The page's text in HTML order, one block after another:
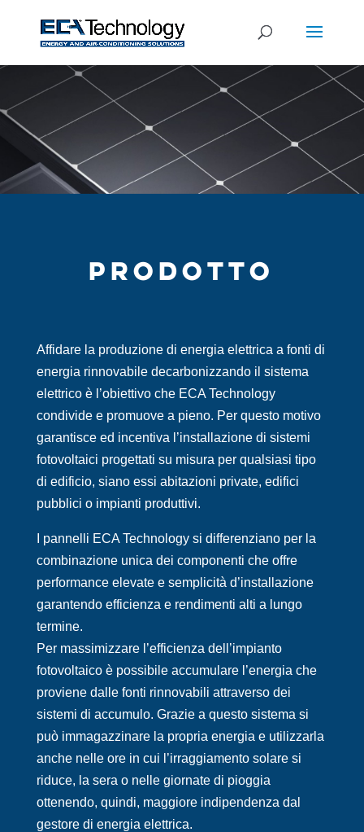
PRODOTTO
Affidare la produzione di energia elettrica a fonti di
energia rinnovabile decarbonizzando il sistema
elettrico è l’obiettivo che ECA Technology
condivide e promuove a pieno. Per questo motivo
garantisce ed incentiva l’installazione di sistemi
fotovoltaici progettati su misura per qualsiasi tipo
di edificio, siano essi abitazioni private, edifici
pubblici o impianti produttivi.
I pannelli ECA Technology si differenziano per la
combinazione unica dei componenti che offre
performance elevate e semplicità d’installazione
garantendo efficienza e rendimenti alti a lungo
termine.
Per massimizzare l’efficienza dell’impianto
fotovoltaico è possibile accumulare l’energia che
proviene dalle fonti rinnovabili attraverso dei
sistemi di accumulo. Grazie a questo sistema si
può immagazzinare la propria energia e utilizzarla
anche nelle ore in cui l’irraggiamento solare si
riduce, la sera o nelle giornate di pioggia
ottenendo, quindi, maggiore indipendenza dal
gestore di energia elettrica.